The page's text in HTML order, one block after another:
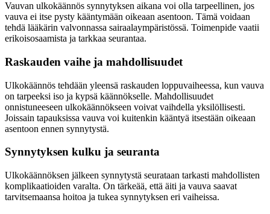
Vauvan ulkokäännös synnytyksen aikana voi olla tarpeellinen, jos
vauva ei itse pysty kääntymään oikeaan asentoon. Tämä voidaan
tehdä lääkärin valvonnassa sairaalaympäristössä. Toimenpide vaatii
erikoisosaamista ja tarkkaa seurantaa.
Raskauden vaihe ja mahdollisuudet
Ulkokäännös tehdään yleensä raskauden loppuvaiheessa, kun vauva
on tarpeeksi iso ja kypsä käännökselle. Mahdollisuudet
onnistuneeseen ulkokäännökseen voivat vaihdella yksilöllisesti.
Joissain tapauksissa vauva voi kuitenkin kääntyä itsestään oikeaan
asentoon ennen synnytystä.
Synnytyksen kulku ja seuranta
Ulkokäännöksen jälkeen synnytystä seurataan tarkasti mahdollisten
komplikaatioiden varalta. On tärkeää, että äiti ja vauva saavat
tarvitsemaansa hoitoa ja tukea synnytyksen eri vaiheissa.